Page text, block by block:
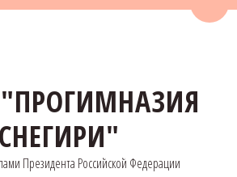
Президента Российской Федерации